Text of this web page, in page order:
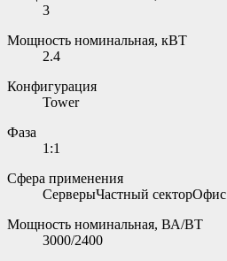
3
Мощность номинальная, кВТ
2.4
Конфигурация
Tower
Фаза
1:1
Сфера применения
СерверыЧастный секторОфис
Мощность номинальная, ВА/ВТ
3000/2400